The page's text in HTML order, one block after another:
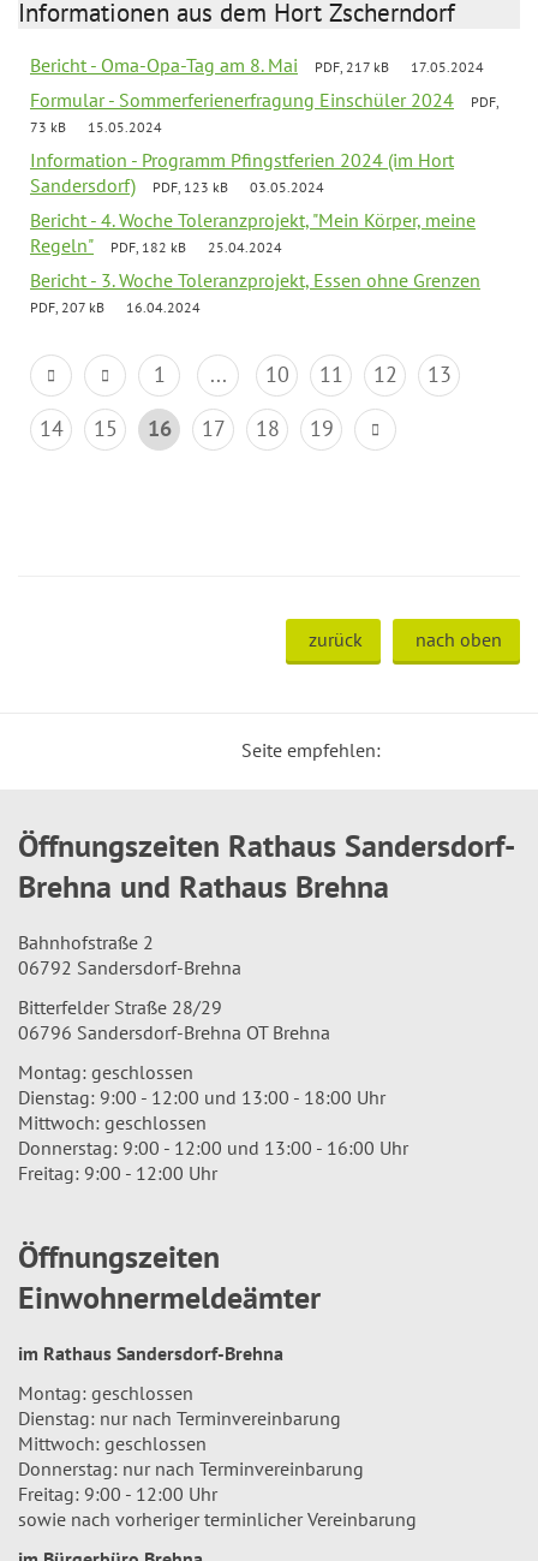
Informationen aus dem Hort Zscherndorf
Bericht - Oma-Opa-Tag am 8. Mai PDF, 217 kB 17.05.2024
Formular - Sommerferienerfragung Einschüler 2024
PDF,
73 kB
15.05.2024
Information - Programm Pfingstferien 2024 (im Hort
Sandersdorf)
PDF, 123 kB 03.05.2024
Bericht - 4. Woche Toleranzprojekt, "Mein Körper, meine
Regeln"
PDF, 182 kB 25.04.2024
Bericht - 3. Woche Toleranzprojekt, Essen ohne Grenzen
PDF, 207 kB 16.04.2024
1 ... 10 11 12
13
14
15 16 17 18 19
zurück nach oben
Seite empfehlen:
Öffnungszeiten Rathaus Sandersdorf-
Brehna und Rathaus Brehna
Bahnhofstraße 2
06792 Sandersdorf-Brehna
Bitterfelder Straße 28/29
06796 Sandersdorf-Brehna OT Brehna
Montag: geschlossen
Dienstag: 9:00 - 12:00 und 13:00 - 18:00 Uhr
Mittwoch: geschlossen
Donnerstag: 9:00 - 12:00 und 13:00 - 16:00 Uhr
Freitag: 9:00 - 12:00 Uhr
Öffnungszeiten
Einwohnermeldeämter
im Rathaus Sandersdorf-Brehna
Montag: geschlossen
Dienstag: nur nach Terminvereinbarung
Mittwoch: geschlossen
Donnerstag: nur nach Terminvereinbarung
Freitag: 9:00 - 12:00 Uhr
sowie nach vorheriger terminlicher Vereinbarung